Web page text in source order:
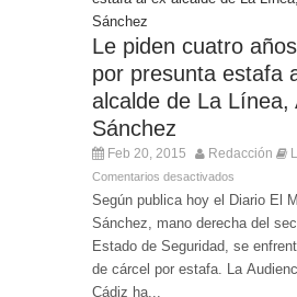
Le piden cuatro
por presunta estafa
alcalde de La Línea,
Sánchez
Feb 20, 2015 Redacción
Comentarios desactivados
Según publica hoy el Diario El
Sánchez, mano derecha del
Estado de Seguridad, se
de cárcel por estafa. La
Cádiz ha...